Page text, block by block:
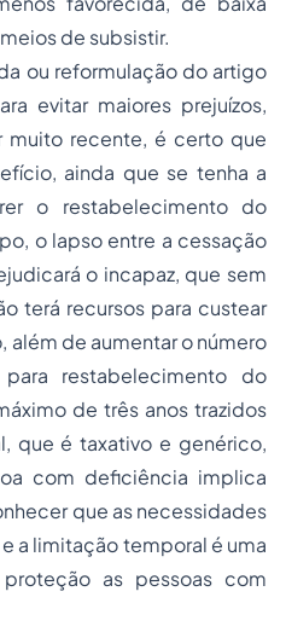
de subsistir.
ou reformulação do artigo
evitar maiores prejuízos,
muito recente, é certo que
ainda que se tenha a
o restabelecimento do
o lapso entre a cessação
o incapaz, que sem
terá recursos para custear
além de aumentar o número
restabelecimento do
de três anos trazidos
que é taxativo e genérico,
com deficiência implica
que as necessidades
a limitação temporal é uma
as pessoas com